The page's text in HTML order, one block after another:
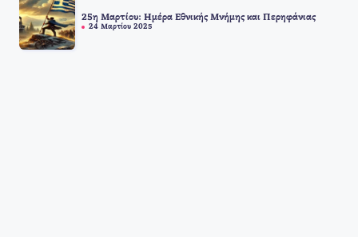
25η Μαρτίου: Ημέρα Εθνικής Μνήμης και Περηφάνιας
24 Μαρτίου 2025